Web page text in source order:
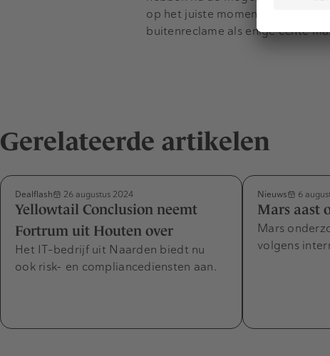
op het juiste moment te
buitenreclame als enige echte
Gerelateerde artikelen
Dealflash 26 augustus 2024
Yellowtail Conclusion neemt
Fortrum uit Houten over
Het IT-bedrijf uit Naarden biedt nu
ook risk- en compliancediensten aan.
Nieuws 6
Mars aast
Mars
volgens